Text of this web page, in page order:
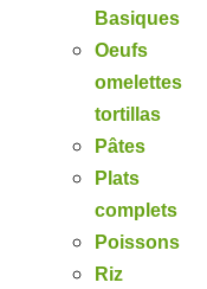
Basiques
Oeufs
omelettes
tortillas
Pâtes
Plats
complets
Poissons
Riz